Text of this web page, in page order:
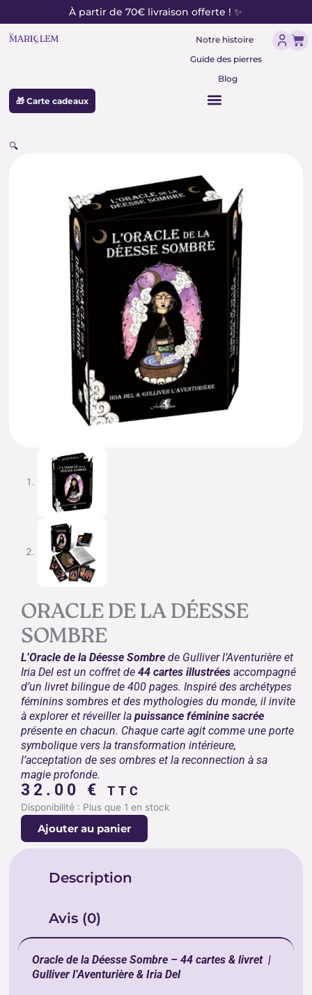
au
contenu
À partir de 70€ livraison offerte ! ✨
Notre histoire
Guide des pierres
Blog
🎁 Carte cadeaux
🔍
ORACLE DE LA DÉESSE
SOMBRE
L’Oracle de la Déesse Sombre de Gulliver l’Aventurière et
Iria Del est un coffret de44 cartes illustrées accompagné
d’un livret bilingue de 400 pages. Inspiré des archétypes
féminins sombres et des mythologies du monde, il invite
à explorer et réveiller lapuissance féminine sacrée
présente en chacun. Chaque carte agit comme une porte
symbolique vers la transformation intérieure,
l’acceptation de ses ombres et la reconnection à sa
magie profonde.
32.00 € TTC
Disponibilité : Plus que 1 en stock
quantité
de
ORACLE
DÉESSE
Ajouter au panier
Description
Avis (0)
Oracle de la Déesse Sombre – 44 cartes & livret |
Gulliver l’Aventurière & Iria Del